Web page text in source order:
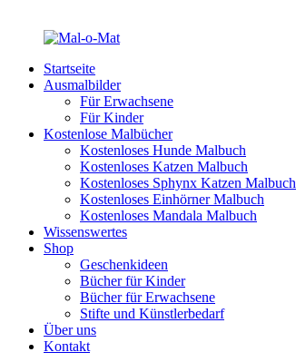
Startseite
Ausmalbilder
Für Erwachsene
Für Kinder
Kostenlose Malbücher
Kostenloses Hunde Malbuch
Kostenloses Katzen Malbuch
Kostenloses Sphynx Katzen Malbuch
Kostenloses Einhörner Malbuch
Kostenloses Mandala Malbuch
Wissenswertes
Shop
Geschenkideen
Bücher für Kinder
Bücher für Erwachsene
Stifte und Künstlerbedarf
Über uns
Kontakt